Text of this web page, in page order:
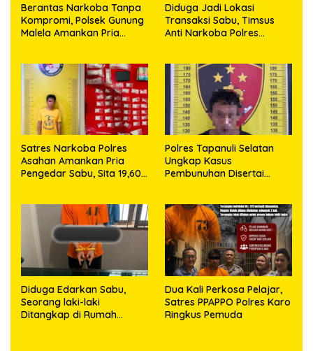
Berantas Narkoba Tanpa
Kompromi, Polsek Gunung
Malela Amankan Pria
Diduga Jadi Lokasi
Transaksi Sabu, Timsus
Anti Narkoba Polres
63,67 Gram Sabu
Satres Narkoba Polres
Asahan Amankan Pria
Pengedar Sabu, Sita 19,60
Polres Tapanuli Selatan
Ungkap Kasus
Pembunuhan Disertai
Ditangkap
Diduga Edarkan Sabu,
Seorang laki-laki
Ditangkap di Rumah
Dua Kali Perkosa Pelajar,
Satres PPAPPO Polres Karo
Ringkus Pemuda